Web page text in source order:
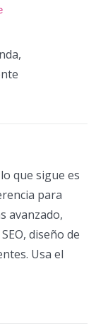
que sigue es
para
avanzado,
diseño de
Usa el